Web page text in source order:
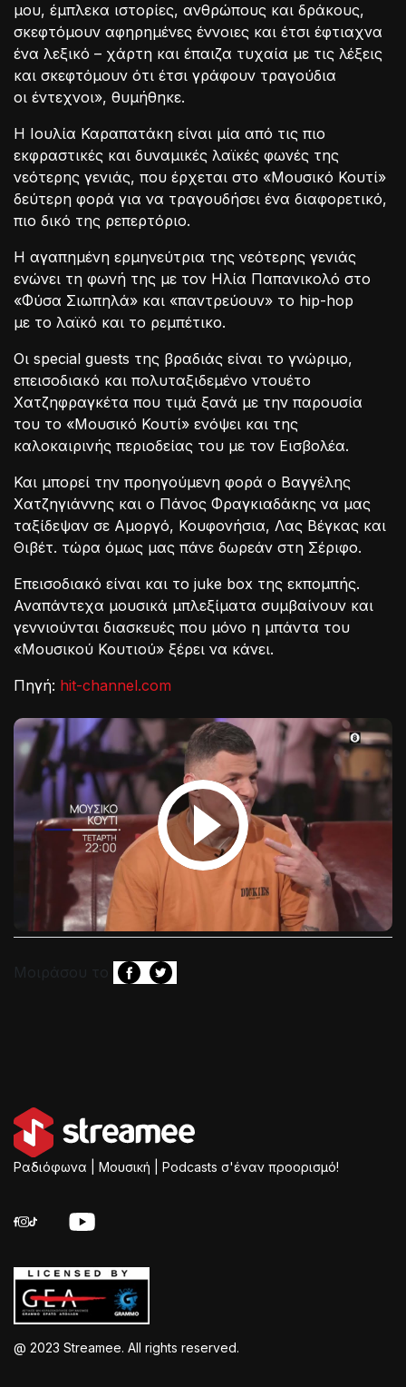
μου, έμπλεκα ιστορίες, ανθρώπους και δράκους,
σκεφτόμουν αφηρημένες έννοιες και έτσι έφτιαχνα
ένα λεξικό – χάρτη και έπαιζα τυχαία με τις λέξεις
και σκεφτόμουν ότι έτσι γράφουν τραγούδια
οι έντεχνοι», θυμήθηκε.
Η Ιουλία Καραπατάκη είναι μία από τις πιο
εκφραστικές και δυναμικές λαϊκές φωνές της
νεότερης γενιάς, που έρχεται στο «Μουσικό Κουτί»
δεύτερη φορά για να τραγουδήσει ένα διαφορετικό,
πιο δικό της ρεπερτόριο.
Η αγαπημένη ερμηνεύτρια της νεότερης γενιάς
ενώνει τη φωνή της με τον Ηλία Παπανικολό στο
«Φύσα Σιωπηλά» και «παντρεύουν» το hip-hop
με το λαϊκό και το ρεμπέτικο.
Οι special guests της βραδιάς είναι το γνώριμο,
επεισοδιακό και πολυταξιδεμένο ντουέτο
Χατζηφραγκέτα που τιμά ξανά με την παρουσία
του το «Μουσικό Κουτί» ενόψει και της
καλοκαιρινής περιοδείας του με τον Εισβολέα.
Και μπορεί την προηγούμενη φορά ο Βαγγέλης
Χατζηγιάννης και ο Πάνος Φραγκιαδάκης να μας
ταξίδεψαν σε Αμοργό, Κουφονήσια, Λας Βέγκας και
Θιβέτ. τώρα όμως μας πάνε δωρεάν στη Σέριφο.
Επεισοδιακό είναι και το juke box της εκπομπής.
Αναπάντεχα μουσικά μπλεξίματα συμβαίνουν και
γεννιούνται διασκευές που μόνο η μπάντα του
«Μουσικού Κουτιού» ξέρει να κάνει.
Πηγή: hit-channel.com
Μοιράσου το
Ραδιόφωνα | Μουσική | Podcasts σ'έναν προορισμό!
@ 2023 Streamee. All rights reserved.